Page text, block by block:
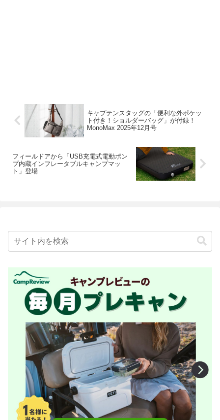
キャプテンスタッグの「便利な外ポケッ
ト付き！ショルダーバッグ」が付録！
MonoMax 2025年12月号
フィールドアから「USB充電式電動ポン
プ内蔵インフレータブルキャンプマッ
ト」登場